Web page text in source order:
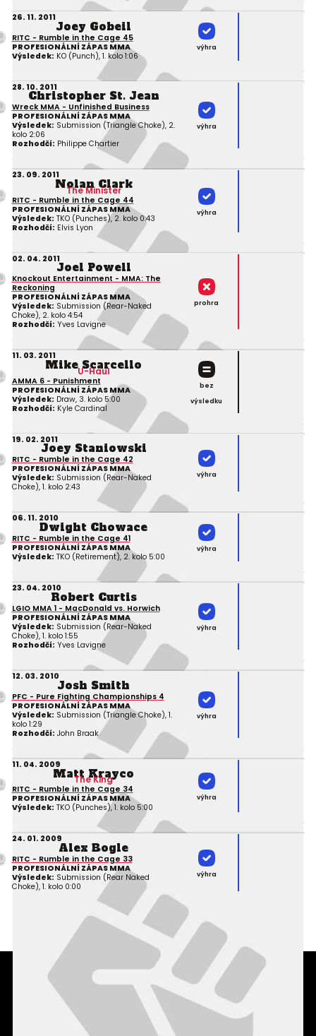
26. 11. 2011
Joey Gobeil
RITC - Rumble in the Cage 45
PROFESIONÁLNÍ ZÁPAS MMA
Výsledek: KO (Punch), 1. kolo 1:06
výhra
28. 10. 2011
Christopher St. Jean
Wreck MMA - Unfinished Business
PROFESIONÁLNÍ ZÁPAS MMA
Výsledek: Submission (Triangle Choke), 2.
kolo 2:06
Rozhodčí: Philippe Chartier
výhra
23. 09. 2011
Nolan Clark
The Minister
RITC - Rumble in the Cage 44
PROFESIONÁLNÍ ZÁPAS MMA
Výsledek: TKO (Punches), 2. kolo 0:43
Rozhodčí: Elvis Lyon
výhra
02. 04. 2011
Joel Powell
Knockout Entertainment - MMA: The
Reckoning
PROFESIONÁLNÍ ZÁPAS MMA
Výsledek: Submission (Rear-Naked
Choke), 2. kolo 4:54
Rozhodčí: Yves Lavigne
prohra
11. 03. 2011
Mike Scarcello
U-Haul
AMMA 6 - Punishment
PROFESIONÁLNÍ ZÁPAS MMA
Výsledek: Draw, 3. kolo 5:00
Rozhodčí: Kyle Cardinal
bez
výsledku
19. 02. 2011
Joey Staniowski
RITC - Rumble in the Cage 42
PROFESIONÁLNÍ ZÁPAS MMA
Výsledek: Submission (Rear-Naked
Choke), 1. kolo 2:43
výhra
06. 11. 2010
Dwight Chowace
RITC - Rumble in the Cage 41
PROFESIONÁLNÍ ZÁPAS MMA
Výsledek: TKO (Retirement), 2. kolo 5:00
výhra
23. 04. 2010
Robert Curtis
LGIO MMA 1 - MacDonald vs. Horwich
PROFESIONÁLNÍ ZÁPAS MMA
Výsledek: Submission (Rear-Naked
Choke), 1. kolo 1:55
Rozhodčí: Yves Lavigne
výhra
12. 03. 2010
Josh Smith
PFC - Pure Fighting Championships 4
PROFESIONÁLNÍ ZÁPAS MMA
Výsledek: Submission (Triangle Choke), 1.
kolo 1:29
Rozhodčí: John Braak
výhra
11. 04. 2009
Matt Krayco
The King
RITC - Rumble in the Cage 34
PROFESIONÁLNÍ ZÁPAS MMA
Výsledek: TKO (Punches), 1. kolo 5:00
výhra
24. 01. 2009
Alex Bogle
RITC - Rumble in the Cage 33
PROFESIONÁLNÍ ZÁPAS MMA
Výsledek: Submission (Rear Naked
Choke), 1. kolo 0:00
výhra
Podmínky užití webového rozhraní
Souhlas s používáním osobních údajů
Statistiky